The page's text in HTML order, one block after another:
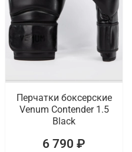
Перчатки боксерские
Venum Contender 1.5
Black
6 790 ₽